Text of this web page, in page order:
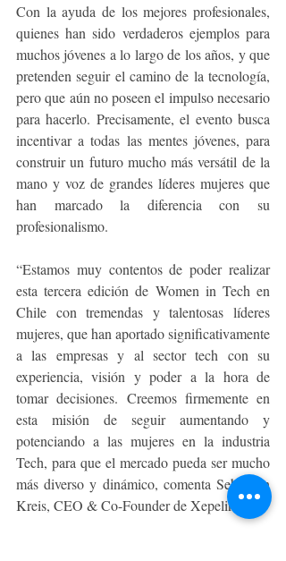
Con la ayuda de los mejores profesionales,
quienes han sido verdaderos ejemplos para
muchos jóvenes a lo largo de los años, y que
pretenden seguir el camino de la tecnología,
pero que aún no poseen el impulso necesario
para hacerlo. Precisamente, el evento busca
incentivar a todas las mentes jóvenes, para
construir un futuro mucho más versátil de la
mano y voz de grandes líderes mujeres que
han marcado la diferencia con su
profesionalismo.
“Estamos muy contentos de poder realizar
esta tercera edición de Women in Tech en
Chile con tremendas y talentosas líderes
mujeres, que han aportado significativamente
a las empresas y al sector tech con su
experiencia, visión y poder a la hora de
tomar decisiones. Creemos firmemente en
esta misión de seguir aumentando y
potenciando a las mujeres en la industria
Tech, para que el mercado pueda ser mucho
más diverso y dinámico, comenta Sebastián
Kreis, CEO & Co-Founder de Xepelin.